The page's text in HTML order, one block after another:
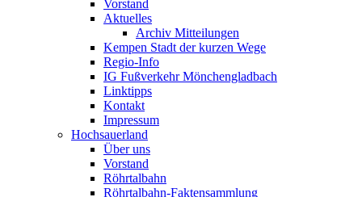
Vorstand
Aktuelles
Archiv Mitteilungen
Kempen Stadt der kurzen Wege
Regio-Info
IG Fußverkehr Mönchengladbach
Linktipps
Kontakt
Impressum
Hochsauerland
Über uns
Vorstand
Röhrtalbahn
Röhrtalbahn-Faktensammlung